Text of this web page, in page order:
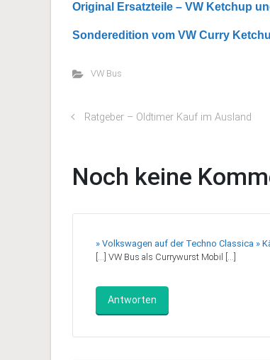
Original Ersatzteile – VW Ketchup
Sonderedition vom VW Curry
VW Bus
Ratgeber – Oldtimer Kauf im Ausland
Noch keine
» Volkswagen auf der Techno Classica »
[…] VW Bus als Currywurst Mobil […]
Antworten